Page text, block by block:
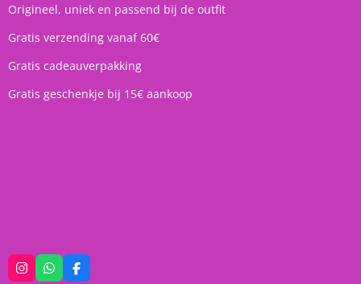
Origineel, uniek en passend bij de outfit
Gratis verzending vanaf 60€
Gratis cadeauverpakking
Gratis geschenkje bij 15€ aankoop
I
W
F